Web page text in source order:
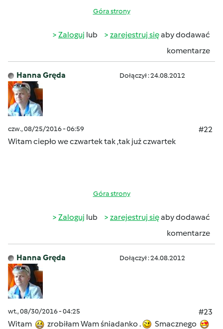
Góra strony
Zaloguj lub zarejestruj sięaby dodawać
komentarze
Hanna Gręda Dołączył : 24.08.2012
czw., 08/25/2016 - 06:59
#22
Witam ciepło we czwartek tak ,tak już czwartek
Góra strony
Zaloguj lub zarejestruj sięaby dodawać
komentarze
Hanna Gręda Dołączył : 24.08.2012
wt., 08/30/2016 - 04:25
#23
Witam
zrobiłam Wam śniadanko . Smacznego